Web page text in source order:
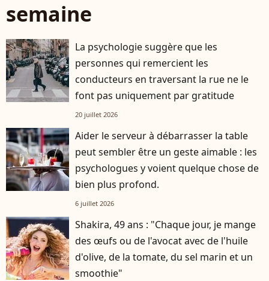
semaine
La psychologie suggère que les
personnes qui remercient les
conducteurs en traversant la rue ne le
font pas uniquement par gratitude
20 juillet 2026
Aider le serveur à débarrasser la table
peut sembler être un geste aimable : les
psychologues y voient quelque chose de
bien plus profond.
6 juillet 2026
Shakira, 49 ans : "Chaque jour, je mange
des œufs ou de l'avocat avec de l'huile
d'olive, de la tomate, du sel marin et un
smoothie"